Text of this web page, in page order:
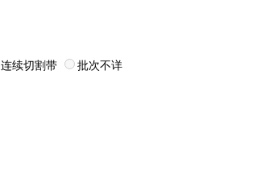
连续切割带 批次不详